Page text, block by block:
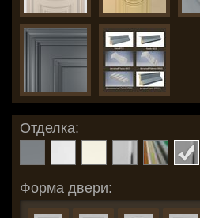
Отделка:
Форма двери: